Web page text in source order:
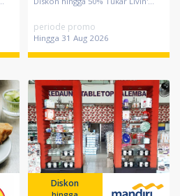
periode promo
Hingga 31 Aug 2026
Diskon